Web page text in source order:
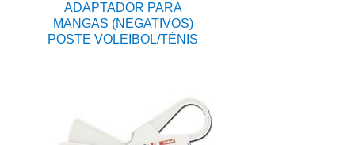
ADAPTADOR PARA
MANGAS (NEGATIVOS)
POSTE VOLEIBOL/TÉNIS